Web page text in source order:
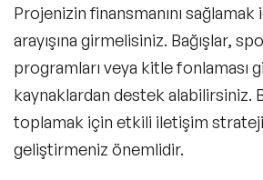
Projenizin finansmanını sağlamak
arayışına girmelisiniz. Bağışlar,
programları veya kitle fonlaması
kaynaklardan destek alabilirsiniz.
toplamak için etkili iletişim
geliştirmeniz önemlidir.